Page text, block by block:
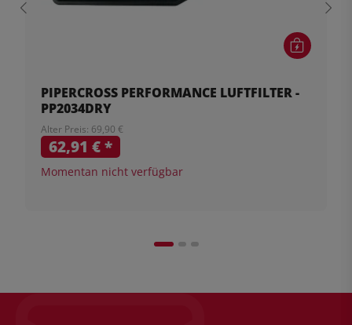
PIPERCROSS PERFORMANCE LUFTFILTER -
PP2034DRY
Alter Preis: 69,90 €
62,91 €*
Momentan nicht verfügbar